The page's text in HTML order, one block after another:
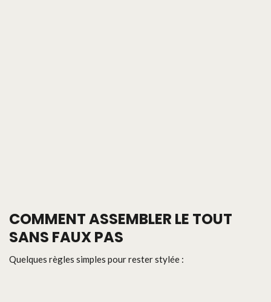
COMMENT ASSEMBLER LE TOUT
SANS FAUX PAS
Quelques règles simples pour rester stylée :